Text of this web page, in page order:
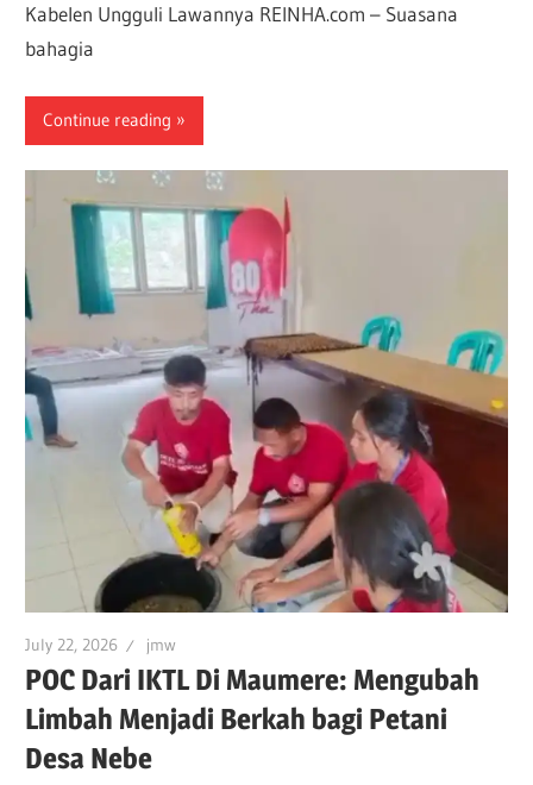
Kabelen Ungguli Lawannya REINHA.com – Suasana
bahagia
Continue reading
July 22, 2026 jmw
POC Dari IKTL Di Maumere: Mengubah
Limbah Menjadi Berkah bagi Petani
Desa Nebe